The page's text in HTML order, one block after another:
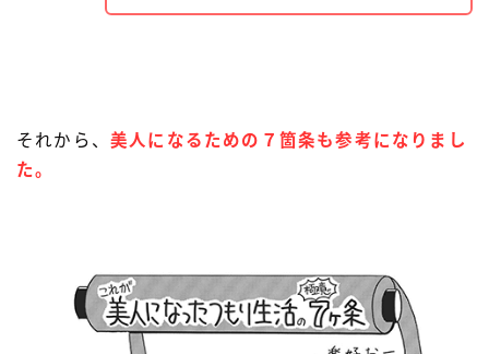
それから、 美人になるための７箇条も参考になりまし
た。